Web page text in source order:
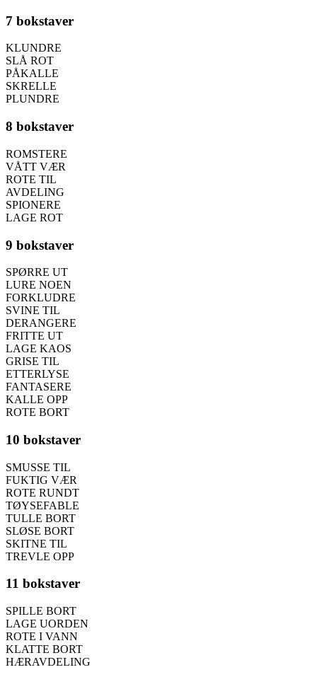
7 bokstaver
KLUNDRE
SLÅ ROT
PÅKALLE
SKRELLE
PLUNDRE
8 bokstaver
ROMSTERE
VÅTT VÆR
ROTE TIL
AVDELING
SPIONERE
LAGE ROT
9 bokstaver
SPØRRE UT
LURE NOEN
FORKLUDRE
SVINE TIL
DERANGERE
FRITTE UT
LAGE KAOS
GRISE TIL
ETTERLYSE
FANTASERE
KALLE OPP
ROTE BORT
10 bokstaver
SMUSSE TIL
FUKTIG VÆR
ROTE RUNDT
TØYSEFABLE
TULLE BORT
SLØSE BORT
SKITNE TIL
TREVLE OPP
11 bokstaver
SPILLE BORT
LAGE UORDEN
ROTE I VANN
KLATTE BORT
HÆRAVDELING